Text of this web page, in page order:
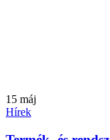
15 máj
Hírek